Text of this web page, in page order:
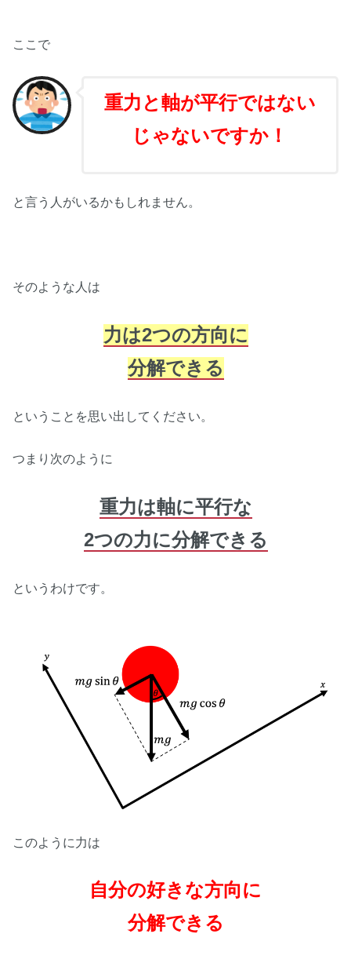
ここで
重力と軸が平行ではない
じゃないですか！
と言う人がいるかもしれません。
そのような人は
力は2つの方向に
分解できる
ということを思い出してください。
つまり次のように
重力は軸に平行な
2つの力に分解できる
というわけです。
このように力は
自分の好きな方向に
分解できる